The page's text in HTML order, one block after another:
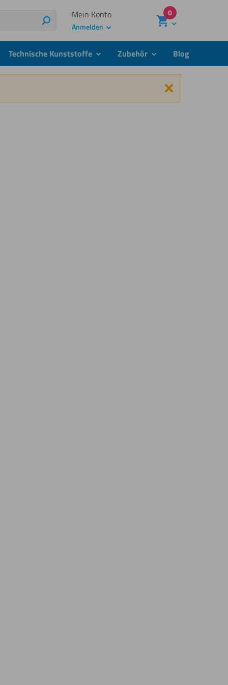
Suchen
Mein Konto
Anmelden
0
Technische Kunststoffe submenuZubehör submenuBlog
Schließen